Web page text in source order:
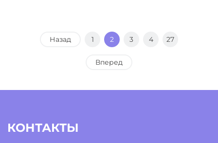
Назад 1 2 3 4 27
Вперед
КОНТАКТЫ